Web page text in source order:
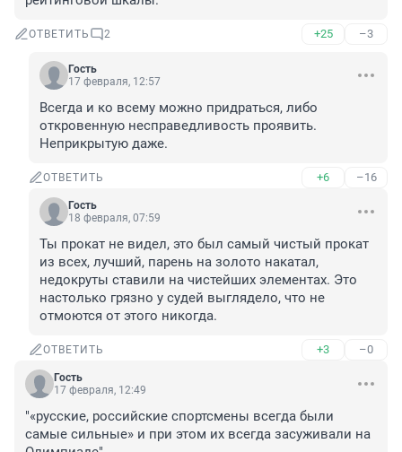
ОТВЕТИТЬ 2 +25 –3
Гость
17 февраля, 12:57
Всегда и ко всему можно придраться, либо
откровенную несправедливость проявить.
Неприкрытую даже.
ОТВЕТИТЬ +6 –16
Гость
18 февраля, 07:59
Ты прокат не видел, это был самый чистый прокат
из всех, лучший, парень на золото накатал,
недокруты ставили на чистейших элементах. Это
настолько грязно у судей выглядело, что не
отмоются от этого никогда.
ОТВЕТИТЬ +3 –0
Гость
17 февраля, 12:49
"«русские, российские спортсмены всегда были
самые сильные» и при этом их всегда засуживали на